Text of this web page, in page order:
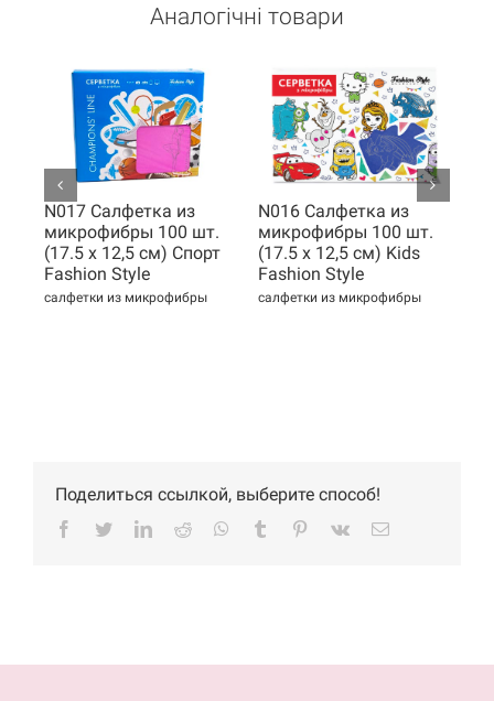
Аналогічні товари
N017 Cалфетка из
микрофибры 100 шт.
(17.5 х 12,5 см) Спорт
Fashion Style
салфетки из микрофибры
N016 Cалфетка из
микрофибры 100 шт.
(17.5 х 12,5 см) Kids
Fashion Style
салфетки из микрофибры
Поделиться ссылкой, выберите способ!
Facebook
TwitterLinkedIn
Reddit WhatsApp
Tumblr Pinterest
Vk Email